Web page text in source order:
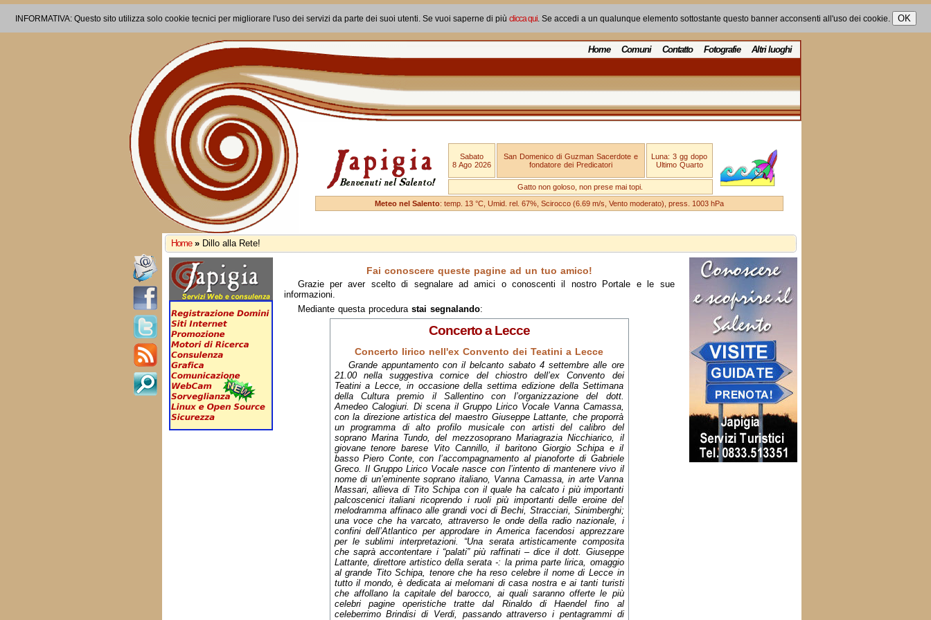
INFORMATIVA: Questo sito utilizza solo cookie tecnici per migliorare l'uso dei servizi da parte dei suoi utenti. Se vuoi saperne di più clicca qui. Se accedi a un qualunque elemento sottostante questo banner acconsenti all'uso dei cookie.
Home Comuni Contatto Fotografie Altri luoghi
Sabato
8 Ago 2026
San Domenico di Guzman Sacerdote e
fondatore dei Predicatori
Luna: 3 gg dopo
Ultimo Quarto
Gatto non goloso, non prese mai topi.
Meteo nel Salento: temp. 13 °C, Umid. rel. 67%, Scirocco (6.69 m/s, Vento moderato), press. 1003 hPa
Home » Dillo alla Rete!
Fai conoscere queste pagine ad un tuo amico!
Grazie per aver scelto di segnalare ad amici o conoscenti il nostro Portale e le sue
informazioni.
Mediante questa procedura stai segnalando:
Concerto a Lecce
Concerto lirico nell'ex Convento dei Teatini a Lecce
Grande appuntamento con il belcanto sabato 4 settembre alle ore
21.00 nella suggestiva cornice del chiostro dell’ex Convento dei
Teatini a Lecce, in occasione della settima edizione della Settimana
della Cultura premio il Sallentino con l’organizzazione del dott.
Amedeo Calogiuri. Di scena il Gruppo Lirico Vocale Vanna Camassa,
con la direzione artistica del maestro Giuseppe Lattante, che proporrà
un programma di alto profilo musicale con artisti del calibro del
soprano Marina Tundo, del mezzosoprano Mariagrazia Nicchiarico, il
giovane tenore barese Vito Cannillo, il baritono Giorgio Schipa e il
basso Piero Conte, con l’accompagnamento al pianoforte di Gabriele
Greco. Il Gruppo Lirico Vocale nasce con l’intento di mantenere vivo il
nome di un’eminente soprano italiano, Vanna Camassa, in arte Vanna
Massari, allieva di Tito Schipa con il quale ha calcato i più importanti
palcoscenici italiani ricoprendo i ruoli più importanti delle eroine del
melodramma affinaco alle grandi voci di Bechi, Stracciari, Sinimberghi;
una voce che ha varcato, attraverso le onde della radio nazionale, i
confini dell’Atlantico per approdare in America facendosi apprezzare
per le sublimi interpretazioni. “Una serata artisticamente composita
che saprà accontentare i “palati” più raffinati – dice il dott. Giuseppe
Lattante, direttore artistico della serata -: la prima parte lirica, omaggio
al grande Tito Schipa, tenore che ha reso celebre il nome di Lecce in
tutto il mondo, è dedicata ai melomani di casa nostra e ai tanti turisti
che affollano la capitale del barocco, ai quali saranno offerte le più
celebri pagine operistiche tratte dal Rinaldo di Haendel fino al
celeberrimo Brindisi di Verdi, passando attraverso i pentagrammi di